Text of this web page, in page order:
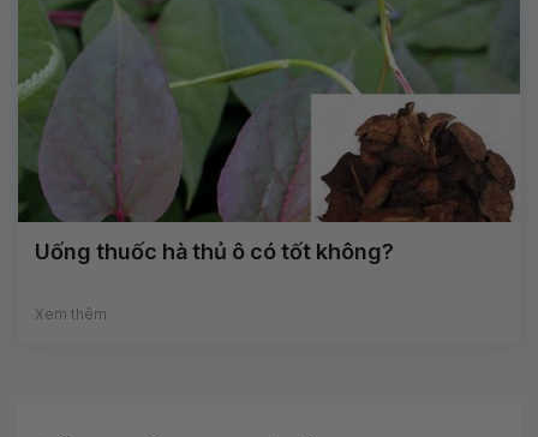
Uống thuốc hà thủ ô có tốt không?
Xem thêm